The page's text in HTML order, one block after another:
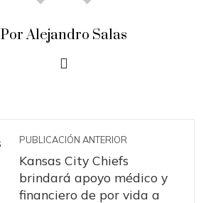
Por Alejandro Salas
PUBLICACIÓN ANTERIOR
Kansas City Chiefs
brindará apoyo médico y
financiero de por vida a